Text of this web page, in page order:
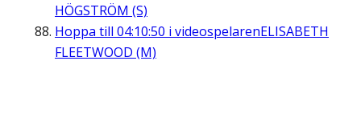
HÖGSTRÖM (S)
Hoppa till 04:10:50 i videospelarenELISABETH
FLEETWOOD (M)